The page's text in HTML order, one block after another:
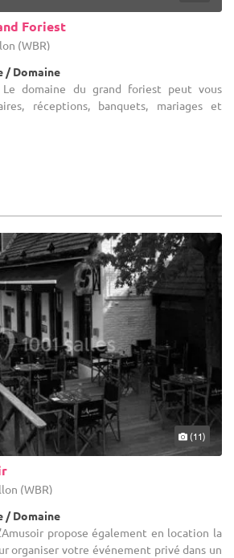
Foriest
(WBR)
/ Domaine
domaine du grand foriest peut vous
réceptions, banquets, mariages et
(11)
(WBR)
/ Domaine
propose également en location la
organiser votre événement privé dans un